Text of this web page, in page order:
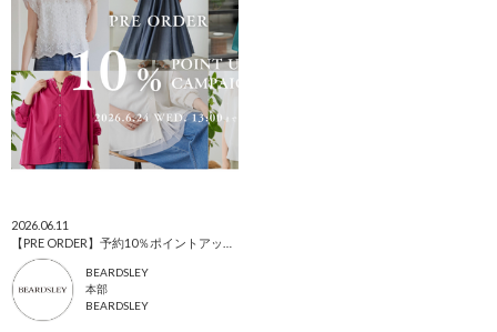
2026.06.11
BEARDSLEY
本部
BEARDSLEY